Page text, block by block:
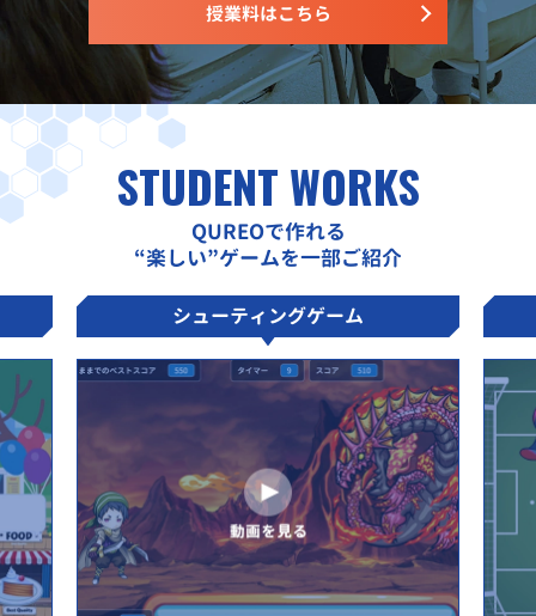
授業料はこちら
STUDENT WORKS
QUREOで作れる
“楽しい”ゲームを一部ご紹介
シューティングゲーム